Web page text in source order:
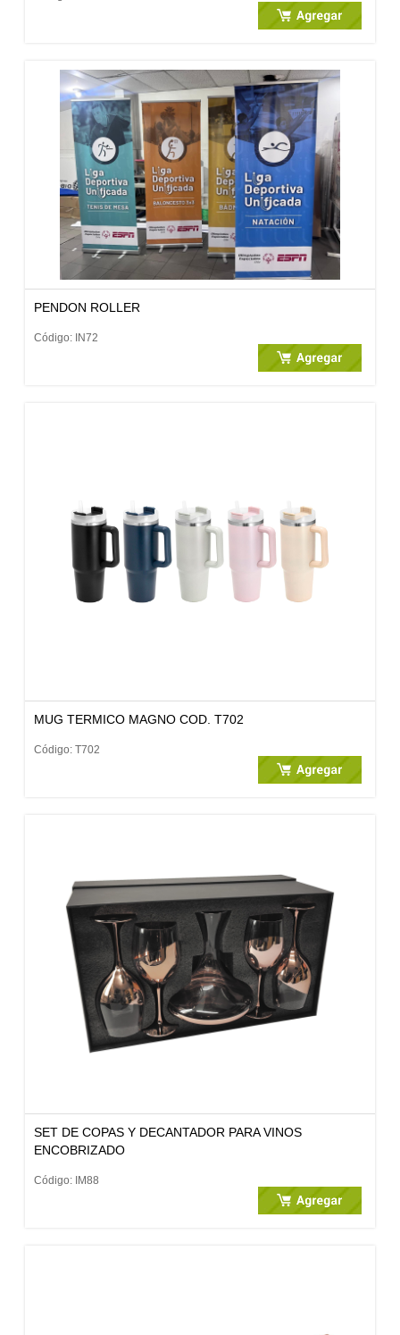
PENDON ROLLER
Código: IN72
MUG TERMICO MAGNO COD. T702
Código: T702
SET DE COPAS Y DECANTADOR PARA VINOS
ENCOBRIZADO
Código: IM88